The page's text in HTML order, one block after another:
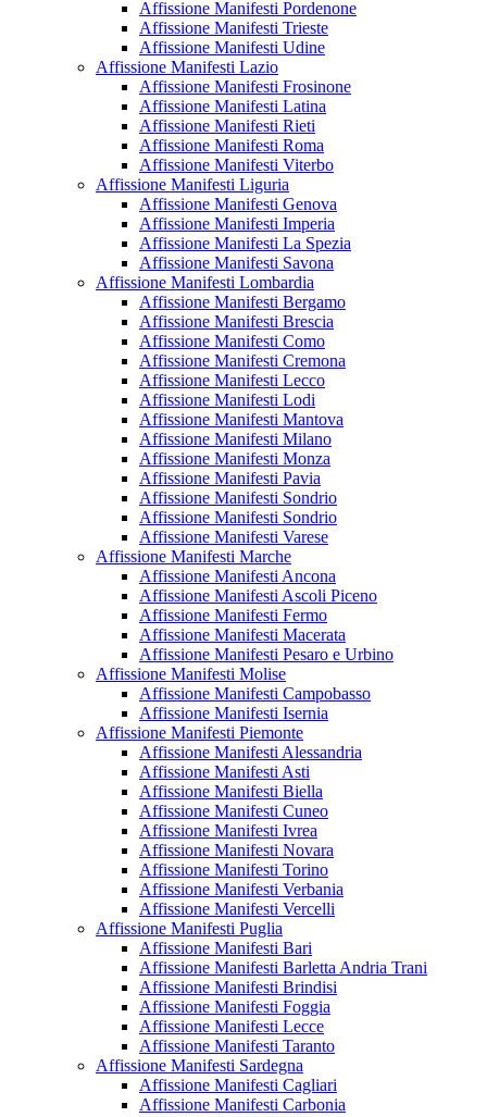
Affissione Manifesti Pordenone
Affissione Manifesti Trieste
Affissione Manifesti Udine
Affissione Manifesti Lazio
Affissione Manifesti Frosinone
Affissione Manifesti Latina
Affissione Manifesti Rieti
Affissione Manifesti Roma
Affissione Manifesti Viterbo
Affissione Manifesti Liguria
Affissione Manifesti Genova
Affissione Manifesti Imperia
Affissione Manifesti La Spezia
Affissione Manifesti Savona
Affissione Manifesti Lombardia
Affissione Manifesti Bergamo
Affissione Manifesti Brescia
Affissione Manifesti Como
Affissione Manifesti Cremona
Affissione Manifesti Lecco
Affissione Manifesti Lodi
Affissione Manifesti Mantova
Affissione Manifesti Milano
Affissione Manifesti Monza
Affissione Manifesti Pavia
Affissione Manifesti Sondrio
Affissione Manifesti Sondrio
Affissione Manifesti Varese
Affissione Manifesti Marche
Affissione Manifesti Ancona
Affissione Manifesti Ascoli Piceno
Affissione Manifesti Fermo
Affissione Manifesti Macerata
Affissione Manifesti Pesaro e Urbino
Affissione Manifesti Molise
Affissione Manifesti Campobasso
Affissione Manifesti Isernia
Affissione Manifesti Piemonte
Affissione Manifesti Alessandria
Affissione Manifesti Asti
Affissione Manifesti Biella
Affissione Manifesti Cuneo
Affissione Manifesti Ivrea
Affissione Manifesti Novara
Affissione Manifesti Torino
Affissione Manifesti Verbania
Affissione Manifesti Vercelli
Affissione Manifesti Puglia
Affissione Manifesti Bari
Affissione Manifesti Barletta Andria Trani
Affissione Manifesti Brindisi
Affissione Manifesti Foggia
Affissione Manifesti Lecce
Affissione Manifesti Taranto
Affissione Manifesti Sardegna
Affissione Manifesti Cagliari
Affissione Manifesti Carbonia